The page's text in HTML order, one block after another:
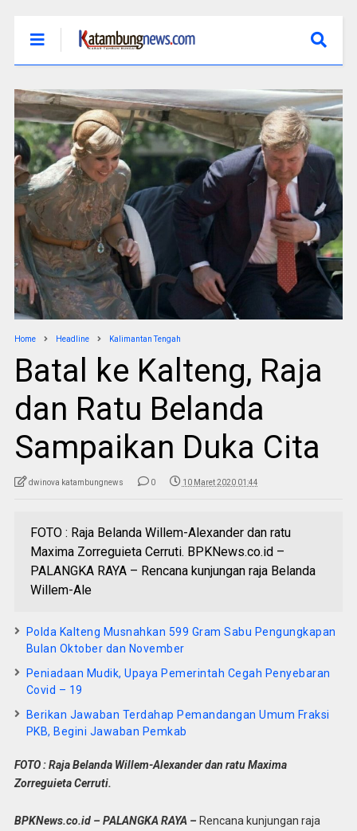
Home Headline Kalimantan Tengah
Batal ke Kalteng, Raja
dan Ratu Belanda
Sampaikan Duka Cita
dwinova katambungnews 0 10 Maret 2020 01:44
FOTO : Raja Belanda Willem-Alexander dan ratu
Maxima Zorreguieta Cerruti. BPKNews.co.id –
PALANGKA RAYA – Rencana kunjungan raja Belanda
Willem-Ale
Polda Kalteng Musnahkan 599 Gram Sabu Pengungkapan
Bulan Oktober dan November
Peniadaan Mudik, Upaya Pemerintah Cegah Penyebaran
Covid – 19
Berikan Jawaban Terdahap Pemandangan Umum Fraksi
PKB, Begini Jawaban Pemkab
FOTO : Raja Belanda Willem-Alexander dan ratu Maxima
Zorreguieta Cerruti.
BPKNews.co.id – PALANGKA RAYA – Rencana kunjungan raja